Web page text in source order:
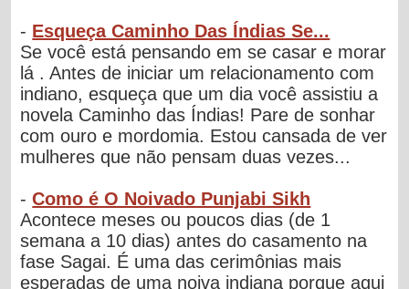
- Esqueça Caminho Das Índias Se...
Se você está pensando em se casar e morar
lá . Antes de iniciar um relacionamento com
indiano, esqueça que um dia você assistiu a
novela Caminho das Índias! Pare de sonhar
com ouro e mordomia. Estou cansada de ver
mulheres que não pensam duas vezes...
-Como é O Noivado Punjabi Sikh
Acontece meses ou poucos dias (de 1
semana a 10 dias) antes do casamento na
fase Sagai. É uma das cerimônias mais
esperadas de uma noiva indiana porque aqui